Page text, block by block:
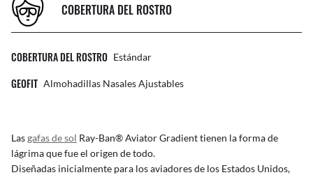
COBERTURA DEL ROSTRO
COBERTURA DEL ROSTRO Estándar
GEOFIT Almohadillas Nasales Ajustables
Lasgafas de sol Ray-Ban® Aviator Gradient tienen la forma de
lágrima que fue el origen de todo.
Diseñadas inicialmente para los aviadores de los Estados Unidos,